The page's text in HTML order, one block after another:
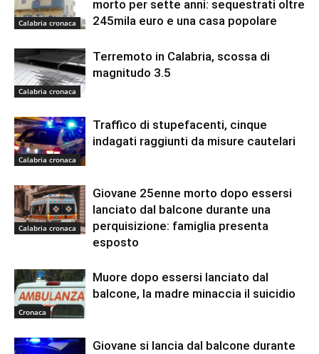
Calabria cronaca
morto per sette anni: sequestrati oltre
245mila euro e una casa popolare
Calabria cronaca
Terremoto in Calabria, scossa di
magnitudo 3.5
Calabria cronaca
Traffico di stupefacenti, cinque
indagati raggiunti da misure cautelari
Calabria cronaca
Giovane 25enne morto dopo essersi
lanciato dal balcone durante una
perquisizione: famiglia presenta
esposto
Cronaca
Muore dopo essersi lanciato dal
balcone, la madre minaccia il suicidio
Giovane si lancia dal balcone durante